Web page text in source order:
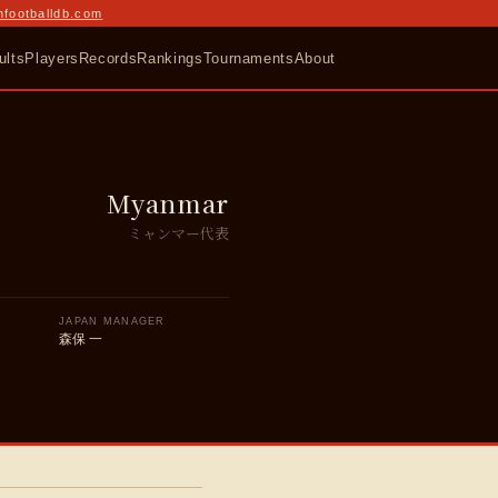
Players RecordsRankingsTournamentsAbout
Myanmar
ミャンマー代表
JAPAN MANAGER
森保 一